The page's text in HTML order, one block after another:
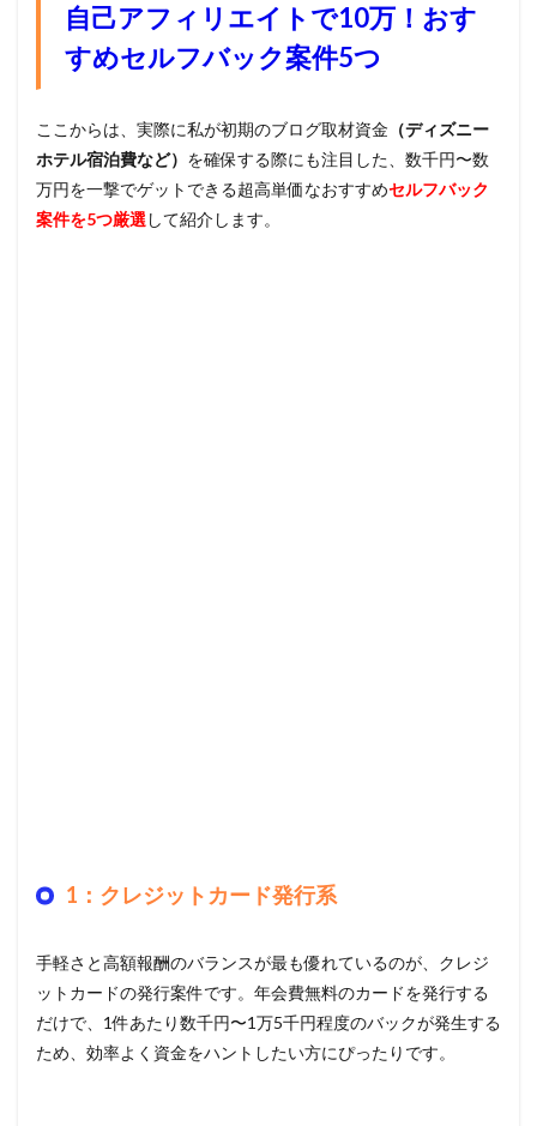
自己アフィリエイトで10万！おす
すめセルフバック案件5つ
ここからは、実際に私が初期のブログ取材資金 （ディズニー
ホテル宿泊費など） を確保する際にも注目した、数千円〜数
万円を一撃でゲットできる超高単価なおすすめセルフバック
案件を5つ厳選して紹介します。
1：クレジットカード発行系
手軽さと高額報酬のバランスが最も優れているのが、クレジ
ットカードの発行案件です。年会費無料のカードを発行する
だけで、1件あたり数千円〜1万5千円程度のバックが発生する
ため、効率よく資金をハントしたい方にぴったりです。